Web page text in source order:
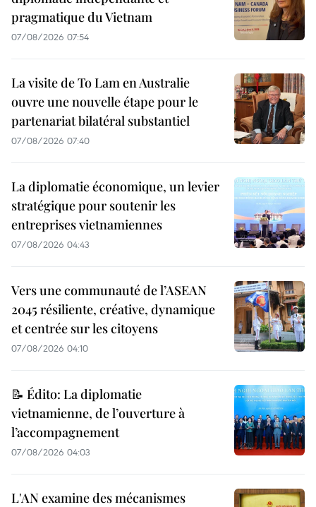
pragmatique du Vietnam
07/08/2026 07:54
La visite de To Lam en Australie
ouvre une nouvelle étape pour le
partenariat bilatéral substantiel
07/08/2026 07:40
La diplomatie économique, un levier
stratégique pour soutenir les
entreprises vietnamiennes
07/08/2026 04:43
Vers une communauté de l’ASEAN
2045 résiliente, créative, dynamique
et centrée sur les citoyens
07/08/2026 04:10
📝 Édito: La diplomatie
vietnamienne, de l’ouverture à
l’accompagnement
07/08/2026 04:03
L'AN examine des mécanismes